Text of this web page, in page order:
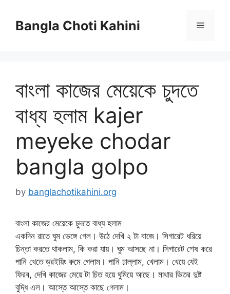
contentBangla Choti Kahini Menu
বাংলা কাজের মেয়েকে চুদতে
বাধ্য হলাম kajer
meyeke chodar
bangla golpo
by banglachotikahini.org
বাংলা কাজের মেয়েকে চুদতে বাধ্য হলাম
একদিন রাতে ঘুম ভেঙ্গে গেল। উঠে দেখি ২ টা বাজে। সিগারেট ধরিয়ে
চিন্তা করতে থাকলাম, কি করা যায়। ঘুম আসছে না। সিগারেট শেষ করে
পানি খেতে ড্রইয়িং রুমে গেলাম। পানি ঢাল্লাম, খেলাম। খেয়ে যেই
ফিরব, দেখি কাজের মেয়ে টা চিত হয়ে ঘুমিয়ে আছে। মাথার ভিতর দুষ্ট
বুদ্ধি এল। আস্তে আস্তে কাছে গেলাম।